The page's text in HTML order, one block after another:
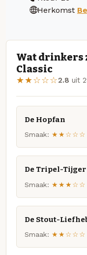
Herkomst
Wat drinkers
Classic
★★☆☆☆2.8 uit
De Hopfan
Smaak: ★★☆☆☆
De Tripel-Tijger
Smaak: ★★★☆☆
De Stout-
Smaak: ★★☆☆☆